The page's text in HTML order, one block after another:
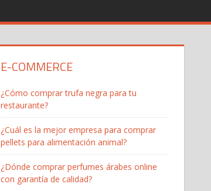
E-COMMERCE
¿Cómo comprar trufa negra para tu
restaurante?
¿Cuál es la mejor empresa para comprar
pellets para alimentación animal?
¿Dónde comprar perfumes árabes online
con garantía de calidad?